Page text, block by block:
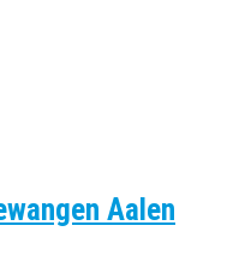
Aalen